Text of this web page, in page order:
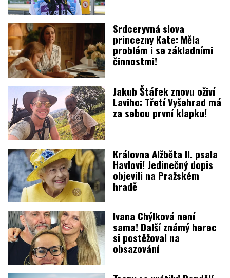
Srdceryvná slova
princezny Kate: Měla
problém i se základními
činnostmi!
Jakub Štáfek znovu oživí
Laviho: Třetí Vyšehrad má
za sebou první klapku!
Královna Alžběta II. psala
Havlovi! Jedinečný dopis
objevili na Pražském
hradě
Ivana Chýlková není
sama! Další známý herec
si postěžoval na
obsazování